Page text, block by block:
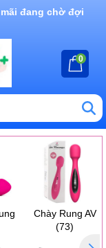
đang chờ đợi
0
Chày Rung AV
(73)